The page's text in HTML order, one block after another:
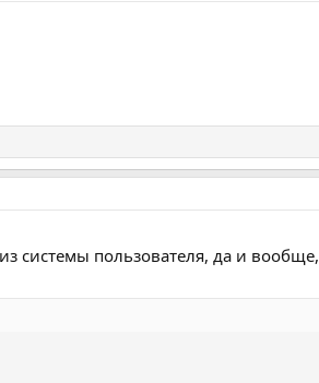
системы пользователя, да и вообще,